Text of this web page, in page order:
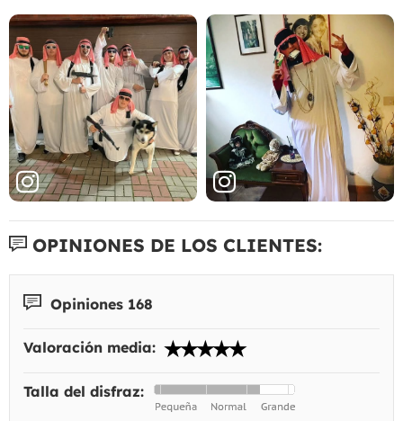
OPINIONES DE LOS CLIENTES:
Opiniones 168
Valoración media:
Talla del disfraz: